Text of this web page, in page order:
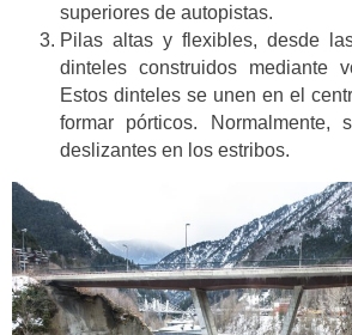
superiores de autopistas.
Pilas altas y flexibles, desde
dinteles construidos mediante
Estos dinteles se unen en el
formar pórticos. Normalmente,
deslizantes en los estribos.